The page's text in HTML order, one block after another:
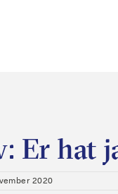
Er hat
2020